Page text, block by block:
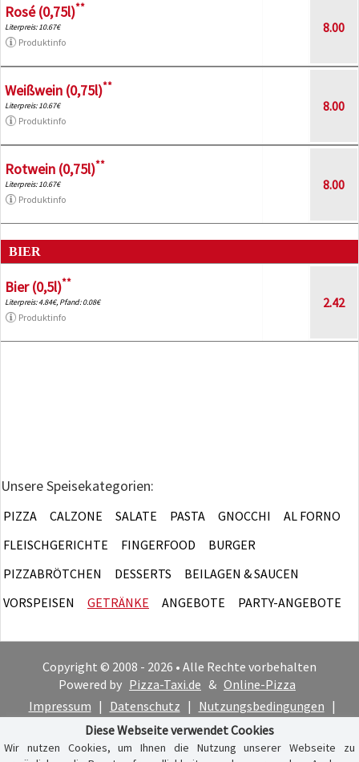
Rosé (0,75l)**
Literpreis: 10.67€
Produktinfo
8.00
Weißwein (0,75l)**
Literpreis: 10.67€
Produktinfo
8.00
Rotwein (0,75l)**
Literpreis: 10.67€
Produktinfo
8.00
BIER
Bier (0,5l)**
Literpreis: 4.84€, Pfand: 0.08€
Produktinfo
2.42
Unsere Speisekategorien:
PIZZA CALZONE SALATE PASTA GNOCCHI
AL FORNO
FLEISCHGERICHTE
FINGERFOOD
BURGER
PIZZABRÖTCHEN
DESSERTS
BEILAGEN & SAUCEN
VORSPEISEN
GETRÄNKE ANGEBOTE PARTY-ANGEBOTE
Copyright © 2008 - 2026 • Alle Rechte vorbehalten
Powered by Pizza-Taxi.de & Online-Pizza
Impressum | Datenschutz | Nutzungsbedingungen |
Cookie-Hinweis
Diese Webseite verwendet Cookies
Wir nutzen Cookies, um Ihnen die Nutzung unserer Webseite zu